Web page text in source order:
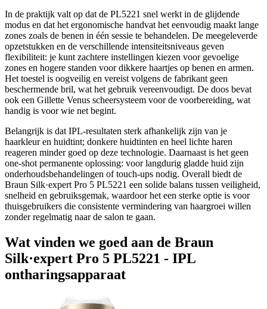
In de praktijk valt op dat de PL5221 snel werkt in de glijdende
modus en dat het ergonomische handvat het eenvoudig maakt lange
zones zoals de benen in één sessie te behandelen. De meegeleverde
opzetstukken en de verschillende intensiteitsniveaus geven
flexibiliteit: je kunt zachtere instellingen kiezen voor gevoelige
zones en hogere standen voor dikkere haartjes op benen en armen.
Het toestel is oogveilig en vereist volgens de fabrikant geen
beschermende bril, wat het gebruik vereenvoudigt. De doos bevat
ook een Gillette Venus scheersysteem voor de voorbereiding, wat
handig is voor wie net begint.
Belangrijk is dat IPL-resultaten sterk afhankelijk zijn van je
haarkleur en huidtint; donkere huidtinten en heel lichte haren
reageren minder goed op deze technologie. Daarnaast is het geen
one-shot permanente oplossing: voor langdurig gladde huid zijn
onderhoudsbehandelingen of touch-ups nodig. Overall biedt de
Braun Silk·expert Pro 5 PL5221 een solide balans tussen veiligheid,
snelheid en gebruiksgemak, waardoor het een sterke optie is voor
thuisgebruikers die consistente vermindering van haargroei willen
zonder regelmatig naar de salon te gaan.
Wat vinden we goed aan de Braun
Silk·expert Pro 5 PL5221 - IPL
ontharingsapparaat